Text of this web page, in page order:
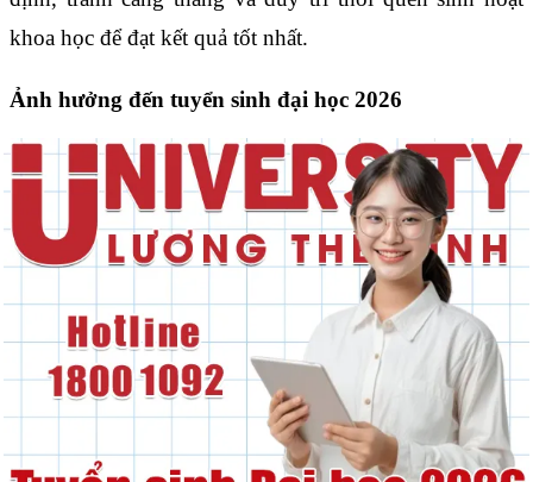
khoa học để đạt kết quả tốt nhất.
Ảnh hưởng đến tuyển sinh đại học 2026